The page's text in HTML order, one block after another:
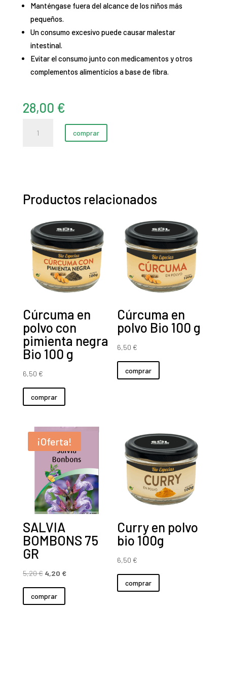
Manténgase fuera del alcance de los niños más
pequeños.
Un consumo excesivo puede causar malestar
intestinal.
Evitar el consumo junto con medicamentos y otros
complementos alimenticios a base de fibra.
28,00 €
negro
comprar
Productos relacionados
Cúrcuma en
polvo con
pimienta negra
Bio 100 g
6,50 €
comprar
Cúrcuma en
polvo Bio 100 g
6,50 €
comprar
¡Oferta!
SALVIA
BOMBONS 75
GR
5,20€ El
precio
original
4,20 €El
comprar
Curry en polvo
bio 100g
6,50 €
comprar